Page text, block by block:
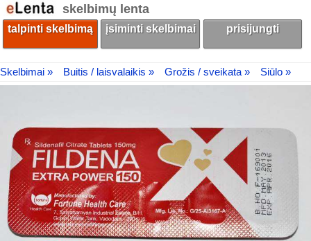
skelbimų lenta
talpinti skelbimą įsiminti skelbimai prisijungti
Skelbimai » Buitis / laisvalaikis » Grožis / sveikata » Siūlo »